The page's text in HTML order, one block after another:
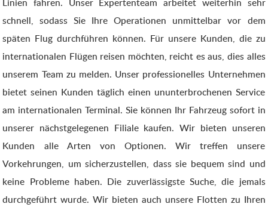
schnell, sodass Sie Ihre Operationen unmittelbar vor dem
späten Flug durchführen können. Für unsere Kunden, die zu
internationalen Flügen reisen möchten, reicht es aus, dies alles
unserem Team zu melden. Unser professionelles Unternehmen
bietet seinen Kunden täglich einen ununterbrochenen Service
am internationalen Terminal. Sie können Ihr Fahrzeug sofort in
unserer nächstgelegenen Filiale kaufen. Wir bieten unseren
Kunden alle Arten von Optionen. Wir treffen unsere
Vorkehrungen, um sicherzustellen, dass sie bequem sind und
keine Probleme haben. Die zuverlässigste Suche, die jemals
durchgeführt wurde. Wir bieten auch unsere Flotten zu Ihren